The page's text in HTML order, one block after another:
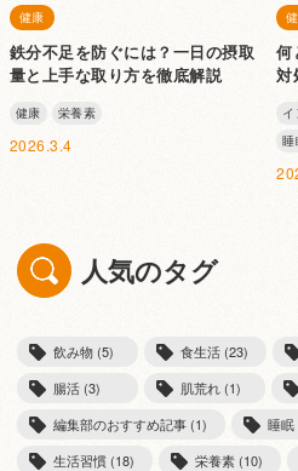
健康
鉄分不足を防ぐには？一日の摂取
量と上手な取り方を徹底解説
健康 栄養素
2026.3.4
何
対
睡
人気のタグ
飲み物 (5) 食生活 (23)
腸活 (3)
肌荒れ (1)
編集部のおすすめ記事 (1)
睡眠
生活習慣 (18)
栄養素 (10)